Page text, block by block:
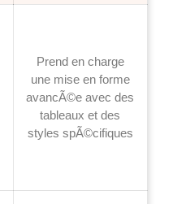
Prend en charge
une mise en forme
avancÃ©e avec des
tableaux et des
styles spÃ©cifiques